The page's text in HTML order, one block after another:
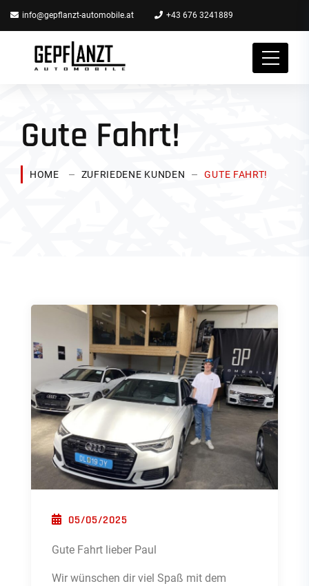
info@gepflanzt-automobile.at +43 676 3241889
Gute Fahrt!
HOME ZUFRIEDENE KUNDEN GUTE FAHRT!
POSTED ON
05/05/2025
Gute Fahrt lieber Paul
Wir wünschen dir viel Spaß mit dem